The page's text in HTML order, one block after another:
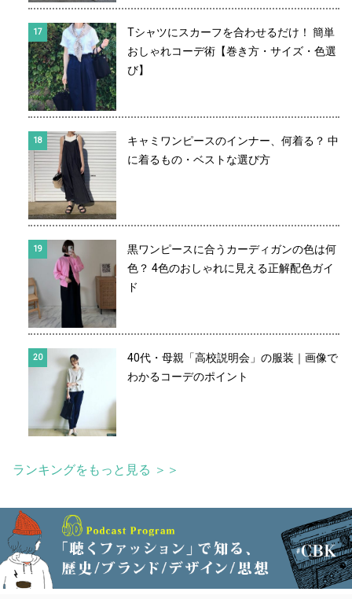
Tシャツにスカーフを合わせるだけ！ 簡単
おしゃれコーデ術【巻き方・サイズ・色選
び】
キャミワンピースのインナー、何着る？ 中
に着るもの・ベストな選び方
黒ワンピースに合うカーディガンの色は何
色？ 4色のおしゃれに見える正解配色ガイ
ド
40代・母親「高校説明会」の服装｜画像で
わかるコーデのポイント
ランキングをもっと見る ＞＞